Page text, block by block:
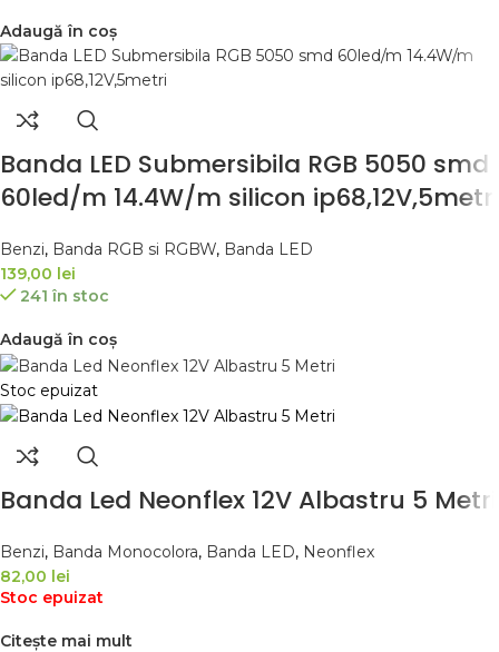
Adaugă în coș
Banda LED Submersibila RGB 5050 smd
60led/m 14.4W/m silicon ip68,12V,5metri
Benzi, Banda RGB si RGBW, Banda LED
139,00 lei
241 în stoc
Adaugă în coș
Stoc epuizat
Banda Led Neonflex 12V Albastru 5 Metri
Benzi, Banda Monocolora, Banda LED, Neonflex
82,00 lei
Stoc epuizat
Citește mai mult